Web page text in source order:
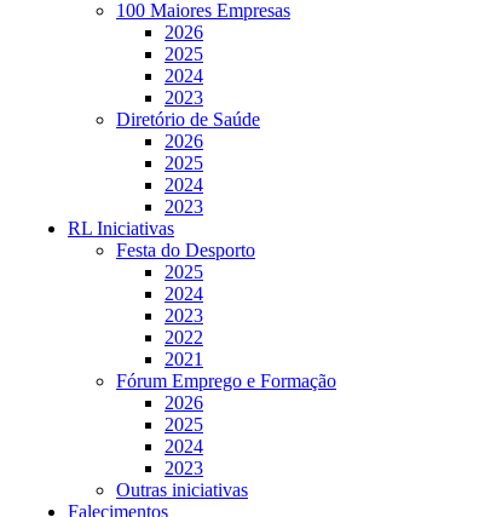
100 Maiores Empresas
2026
2025
2024
2023
Diretório de Saúde
2026
2025
2024
2023
RL Iniciativas
Festa do Desporto
2025
2024
2023
2022
2021
Fórum Emprego e Formação
2026
2025
2024
2023
Outras iniciativas
Falecimentos